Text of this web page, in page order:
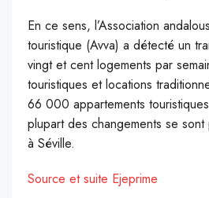
En ce sens, l’Association
touristique (Avva) a détecté un
vingt et cent logements par
touristiques et locations
66 000 appartements
plupart des changements se
à Séville.
Source et suite Ejeprime